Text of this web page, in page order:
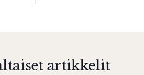
artikkelit